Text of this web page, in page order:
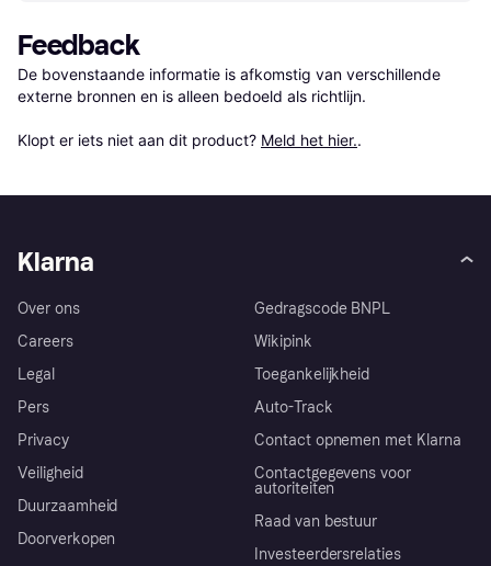
Feedback
De bovenstaande informatie is afkomstig van verschillende
externe bronnen en is alleen bedoeld als richtlijn.
Klopt er iets niet aan dit product? Meld het hier..
Klarna
Over ons
Careers
Legal
Pers
Privacy
Veiligheid
Duurzaamheid
Doorverkopen
Gedragscode BNPL
Wikipink
Toegankelijkheid
Auto-Track
Contact opnemen met Klarna
Contactgegevens voor
autoriteiten
Raad van bestuur
Investeerdersrelaties